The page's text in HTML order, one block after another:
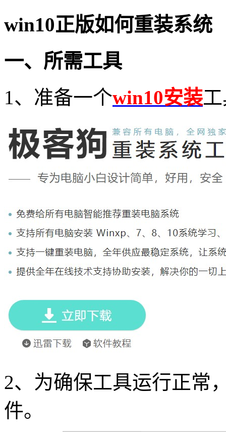
win10正版如何重装系统
一、所需工具
1、准备一个win10安装
2、为确保工具运行正常
件。